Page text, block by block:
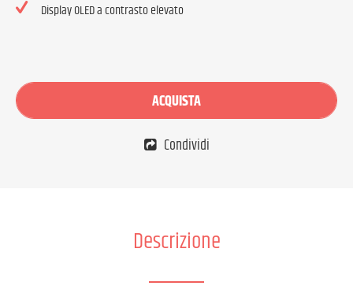
Display OLED a contrasto elevato
ACQUISTA
Condividi
Descrizione